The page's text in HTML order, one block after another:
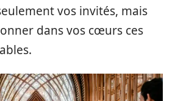
vos invités, mais
dans vos cœurs ces